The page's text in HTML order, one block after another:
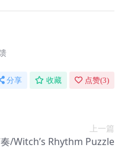
分享 收藏 点赞(3)
上一篇
/Witch’s Rhythm Puzzle